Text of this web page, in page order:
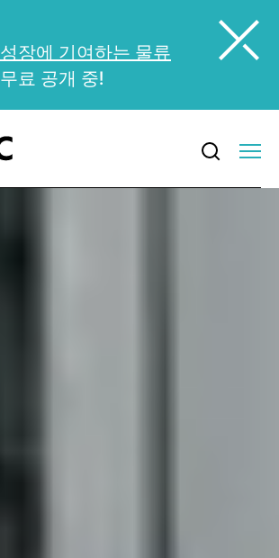
장에 기여하는 물류
무료 공개 중!